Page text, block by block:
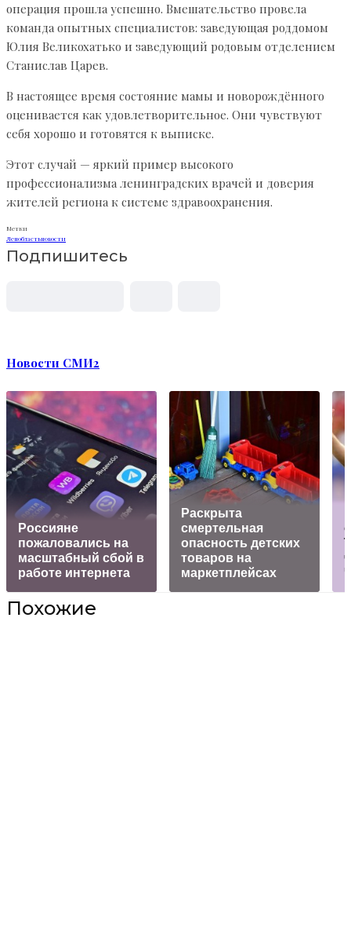
операция прошла успешно. Вмешательство провела
команда опытных специалистов: заведующая роддомом
Юлия Великохатько и заведующий родовым отделением
Станислав Царев.
В настоящее время состояние мамы и новорождённого
оценивается как удовлетворительное. Они чувствуют
себя хорошо и готовятся к выписке.
Этот случай — яркий пример высокого
профессионализма ленинградских врачей и доверия
жителей региона к системе здравоохранения.
Метки
Ленобластьновости
Подпишитесь
Новости СМИ2
Россияне
пожаловались на
масштабный сбой в
работе интернета
Раскрыта
смертельная
опасность детских
товаров на
маркетплейсах
Похожие